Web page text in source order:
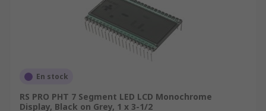
En stock
RS PRO PHT 7 Segment LED LCD Monochrome
Display, Black on Grey, 1 x 3-1/2